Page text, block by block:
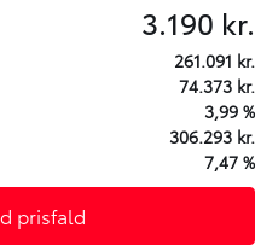
3.190 kr.
261.091 kr.
74.373 kr.
3,99 %
306.293 kr.
7,47 %
prisfald